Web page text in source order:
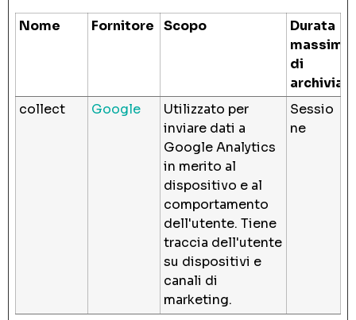
Nome Fornitore Scopo
Durata
massima
di
collect
Google
Utilizzato per
inviare dati a
Google Analytics
in merito al
dispositivo e al
comportamento
dell'utente. Tiene
traccia dell'utente
su dispositivi e
canali di
marketing.
Sessio
ne